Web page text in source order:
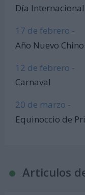
Día
17 de febrero -
Año Nuevo Chino
12 de febrero -
Carnaval
20 de marzo -
Equinoccio de
Articulos